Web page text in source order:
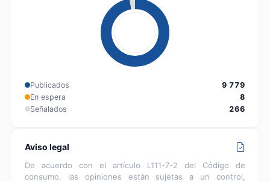
Publicados
9 779
En espera
8
Señalados
266
Aviso legal
De acuerdo con el artículo L111-7-2 del Código de
consumo, las opiniones están sujetas a un control,